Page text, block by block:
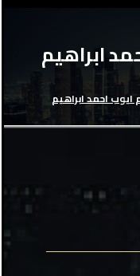
ابراهيم
احمد ابراهيم